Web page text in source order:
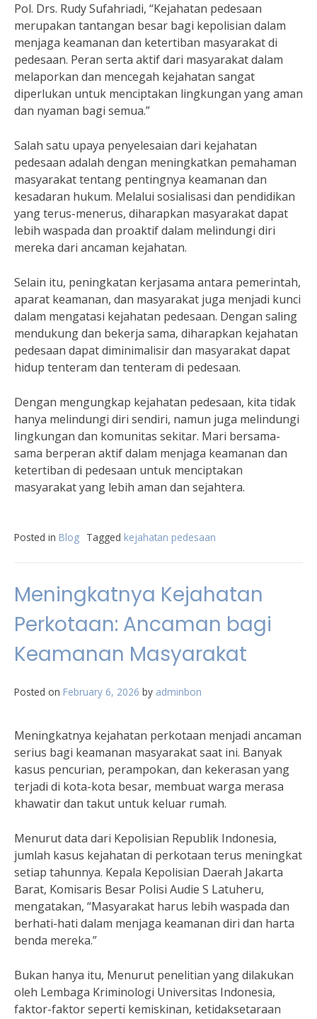
Pol. Drs. Rudy Sufahriadi, “Kejahatan pedesaan
merupakan tantangan besar bagi kepolisian dalam
menjaga keamanan dan ketertiban masyarakat di
pedesaan. Peran serta aktif dari masyarakat dalam
melaporkan dan mencegah kejahatan sangat
diperlukan untuk menciptakan lingkungan yang aman
dan nyaman bagi semua.”
Salah satu upaya penyelesaian dari kejahatan
pedesaan adalah dengan meningkatkan pemahaman
masyarakat tentang pentingnya keamanan dan
kesadaran hukum. Melalui sosialisasi dan pendidikan
yang terus-menerus, diharapkan masyarakat dapat
lebih waspada dan proaktif dalam melindungi diri
mereka dari ancaman kejahatan.
Selain itu, peningkatan kerjasama antara pemerintah,
aparat keamanan, dan masyarakat juga menjadi kunci
dalam mengatasi kejahatan pedesaan. Dengan saling
mendukung dan bekerja sama, diharapkan kejahatan
pedesaan dapat diminimalisir dan masyarakat dapat
hidup tenteram dan tenteram di pedesaan.
Dengan mengungkap kejahatan pedesaan, kita tidak
hanya melindungi diri sendiri, namun juga melindungi
lingkungan dan komunitas sekitar. Mari bersama-
sama berperan aktif dalam menjaga keamanan dan
ketertiban di pedesaan untuk menciptakan
masyarakat yang lebih aman dan sejahtera.
Posted in Blog Tagged kejahatan pedesaan
Meningkatnya Kejahatan
Perkotaan: Ancaman bagi
Keamanan Masyarakat
Posted on February 6, 2026 by adminbon
Meningkatnya kejahatan perkotaan menjadi ancaman
serius bagi keamanan masyarakat saat ini. Banyak
kasus pencurian, perampokan, dan kekerasan yang
terjadi di kota-kota besar, membuat warga merasa
khawatir dan takut untuk keluar rumah.
Menurut data dari Kepolisian Republik Indonesia,
jumlah kasus kejahatan di perkotaan terus meningkat
setiap tahunnya. Kepala Kepolisian Daerah Jakarta
Barat, Komisaris Besar Polisi Audie S Latuheru,
mengatakan, “Masyarakat harus lebih waspada dan
berhati-hati dalam menjaga keamanan diri dan harta
benda mereka.”
Bukan hanya itu, Menurut penelitian yang dilakukan
oleh Lembaga Kriminologi Universitas Indonesia,
faktor-faktor seperti kemiskinan, ketidaksetaraan